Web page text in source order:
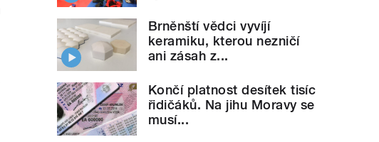
Brněnští vědci vyvíjí
keramiku, kterou nezničí
ani zásah z...
Končí platnost desítek tisíc
řidičáků. Na jihu Moravy se
musí...